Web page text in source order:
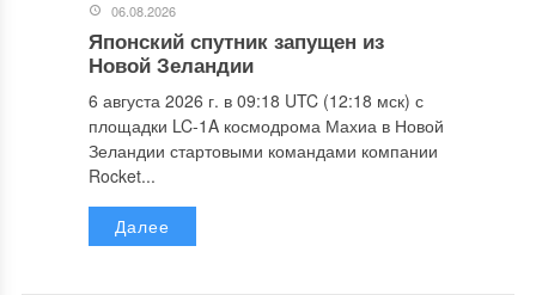
06.08.2026
Японский спутник запущен из
Новой Зеландии
6 августа 2026 г. в 09:18 UTC (12:18 мск) с
площадки LC-1A космодрома Махиа в Новой
Зеландии стартовыми командами компании
Rocket...
Далее